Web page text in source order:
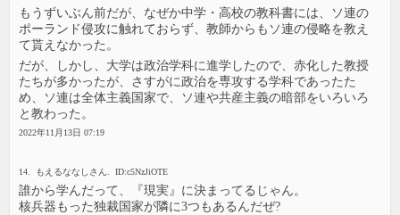
もうずいぶん前だが、なぜか中学・高校の教科書には、ソ連の
ポーランド侵攻に触れておらず、教師からもソ連の侵略を教え
て貰えなかった。
だが、しかし、大学は政治学科に進学したので、赤化した教授
たちが多かったが、さすがに政治を専攻する学科であったた
め、ソ連は全体主義国家で、ソ連や共産主義の暗部をいろいろ
と教わった。
2022年11月13日 07:19
14. もえるななしさん. ID:c5NzJiOTE
誰から学んだって、『現実』に決まってるじゃん。
核兵器もった独裁国家が隣に3つもあるんだぜ?